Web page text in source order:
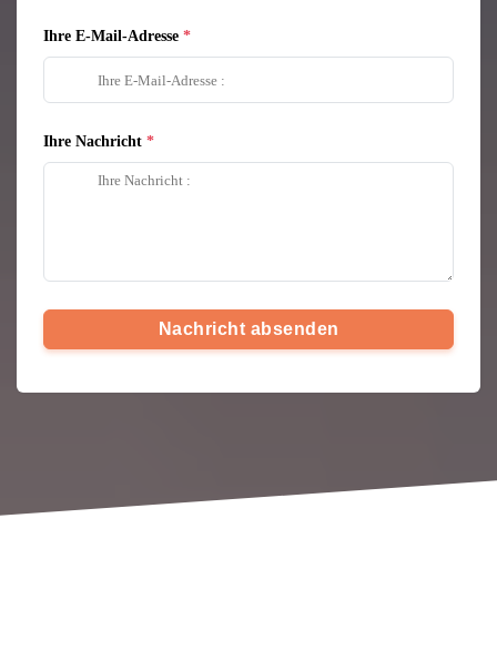
Ihre E-Mail-Adresse
Ihre Nachricht
Nachricht absenden